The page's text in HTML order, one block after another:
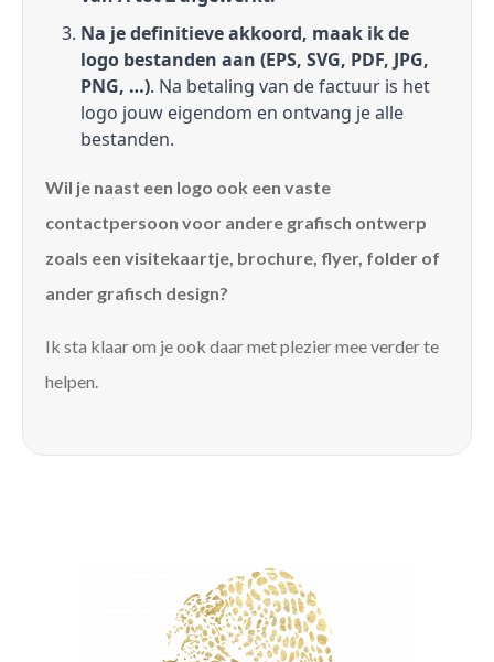
Na je definitieve akkoord, maak ik de
logo bestanden aan (EPS, SVG, PDF, JPG,
PNG, …). Na betaling van de factuur is het
logo jouw eigendom en ontvang je alle
bestanden.
Wil je naast een logo ook een vaste
contactpersoon voor andere grafisch ontwerp
zoals een visitekaartje, brochure, flyer, folder of
ander grafisch design?
Ik sta klaar om je ook daar met plezier mee verder te
helpen.